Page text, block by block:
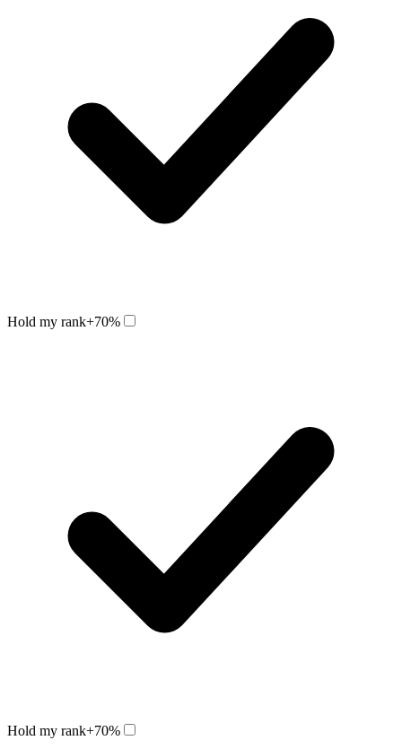
Hold my rank+70%
Hold my rank+70%